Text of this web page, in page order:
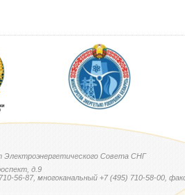
Совета СНГ
д.9
56-87, многоканальный +7 (495) 710-58-00,